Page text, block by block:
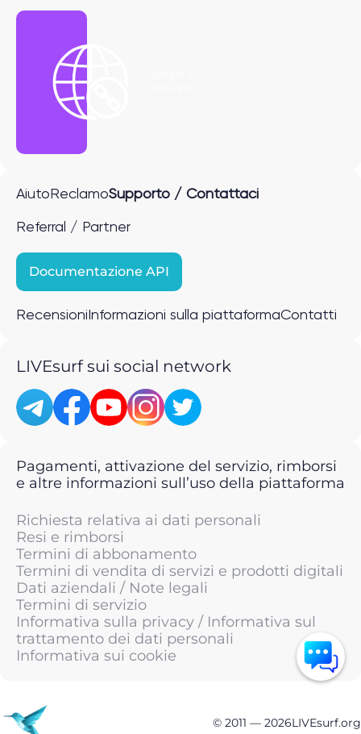
Aiuto ReclamoSupporto / Contattaci
Referral / Partner
Documentazione API
Recensioni Informazioni sulla piattaformaContatti
LIVEsurf sui social network
Pagamenti, attivazione del servizio, rimborsi
e altre informazioni sull’uso della piattaforma
Richiesta relativa ai dati personali
Resi e rimborsi
Termini di abbonamento
Termini di vendita di servizi e prodotti digitali
Dati aziendali / Note legali
Termini di servizio
Informativa sulla privacy / Informativa sul
trattamento dei dati personali
Informativa sui cookie
© 2011 — 2026LIVEsurf.org